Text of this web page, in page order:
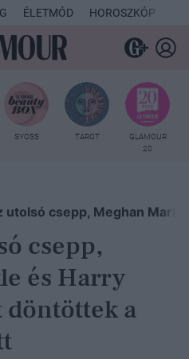
ÉLETMÓD HOROSZKÓP
SYOSS TAROT
GLAMOUR
20
utolsó csepp, Meghan
csepp,
és Harry
a